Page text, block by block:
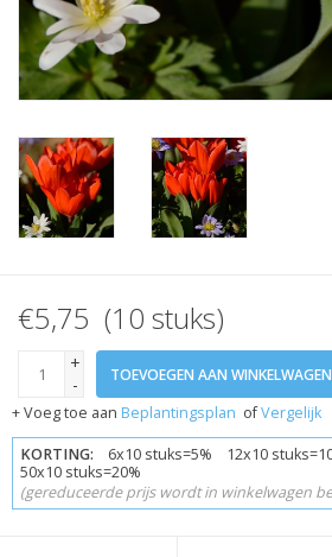
Onze tuinen!
Sterke Bollen Dagen
Nieuws
€5,75 (10 stuks)
+
-
TOEVOEGEN AAN WINKELWAGEN
+ Voeg toe aan Beplantingsplan ofVergelijk
KORTING: 6x10 stuks=5% 12x10
50x10 stuks=20%
(gereduceerde prijs wordt in winkelwagen